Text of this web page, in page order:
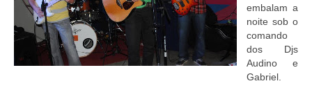
embalam a
noite sob o
comando
dos Djs
Audino e
Gabriel.